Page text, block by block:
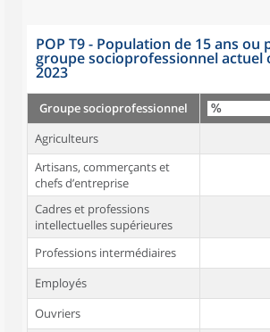
POP T9 - Population de 15 ans ou
groupe socioprofessionnel actuel
2023
Groupe socioprofessionnel
Agriculteurs
Artisans, commerçants et
chefs d’entreprise
Cadres et professions
intellectuelles supérieures
Professions intermédiaires
Employés
Ouvriers